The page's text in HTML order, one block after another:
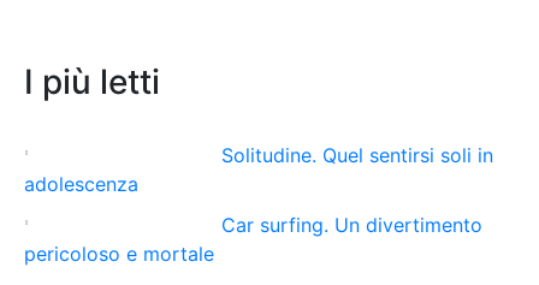
I più letti
Solitudine. Quel sentirsi soli in
adolescenza
Car surfing. Un divertimento
pericoloso e mortale